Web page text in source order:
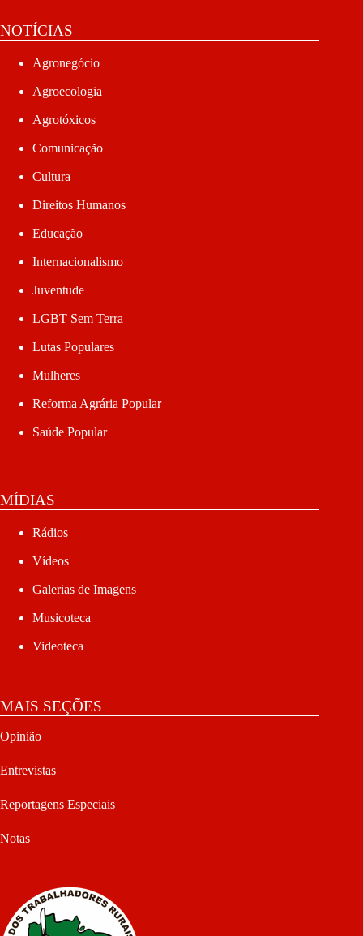
NOTÍCIAS
Agronegócio
Agroecologia
Agrotóxicos
Comunicação
Cultura
Direitos Humanos
Educação
Internacionalismo
Juventude
LGBT Sem Terra
Lutas Populares
Mulheres
Reforma Agrária Popular
Saúde Popular
MÍDIAS
Rádios
Vídeos
Galerias de Imagens
Musicoteca
Videoteca
MAIS SEÇÕES
Opinião
Entrevistas
Reportagens Especiais
Notas